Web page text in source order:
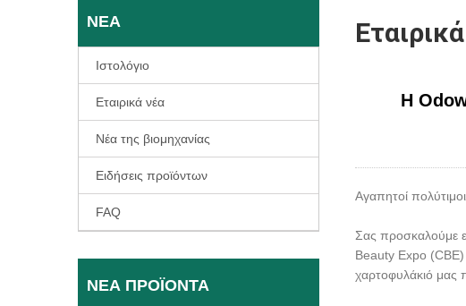
ΝΈΑ
Ιστολόγιο
Εταιρικά νέα
Νέα της βιομηχανίας
Ειδήσεις προϊόντων
FAQ
ΝΈΑ ΠΡΟΪΌΝΤΑ
Η
Αγαπητοί
Σας προσκαλούμε
Beauty Expo (CBE)
χαρτοφυλάκιό μας